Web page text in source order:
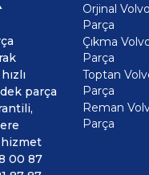
parça
hizmet
00 87
Orjinal
Parça
Çıkma
Parça
Toptan
Parça
Reman
Parça